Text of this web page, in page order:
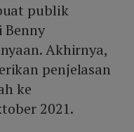
publik
Benny
Akhirnya,
penjelasan
ke
2021.